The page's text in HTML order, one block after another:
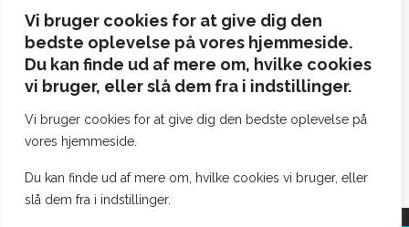
Vi bruger cookies for at give dig den
bedste oplevelse på vores hjemmeside.
Du kan finde ud af mere om, hvilke cookies
vi bruger, eller slå dem fra i indstillinger.
Vi bruger cookies for at give dig den bedste oplevelse på
vores hjemmeside.
Du kan finde ud af mere om, hvilke cookies vi bruger, eller
slå dem fra i indstillinger.
Søg
Søg